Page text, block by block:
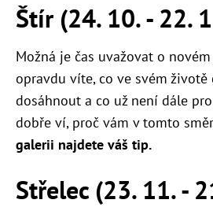
Štír (24. 10. - 22.
Možná je čas uvažovat o
opravdu víte, co ve svém životě
dosáhnout a co už není dále
dobře ví, proč vám v tomto
galerii najdete váš tip.
Střelec (23. 11. -